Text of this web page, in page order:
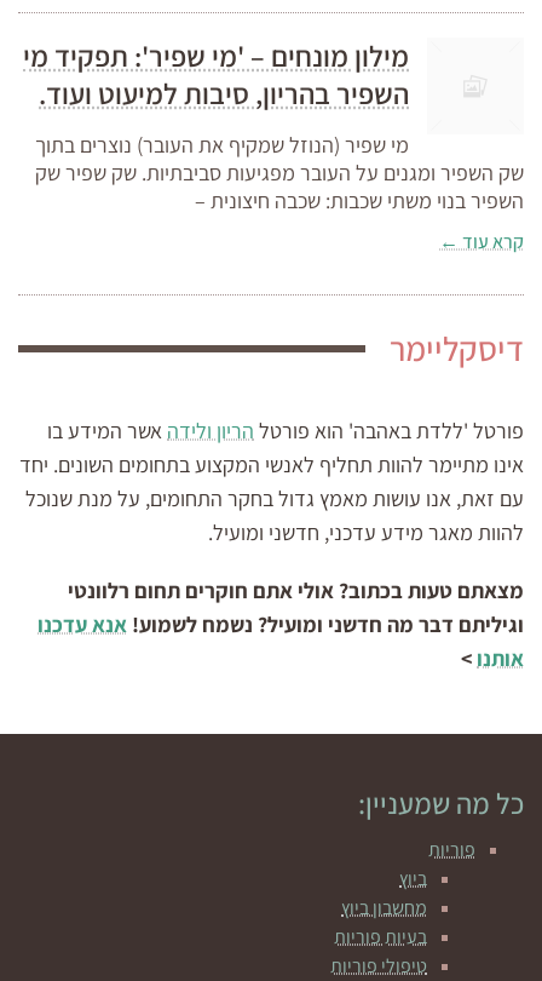
מילון מונחים – 'מי שפיר': תפקיד מי
השפיר בהריון, סיבות למיעוט ועוד.
מי שפיר (הנוזל שמקיף את העובר) נוצרים בתוך
שק השפיר ומגנים על העובר מפגיעות סביבתיות. שק שפיר שק
השפיר בנוי משתי שכבות: שכבה חיצונית –
קרא עוד ←
דיסקליימר
פורטל 'ללדת באהבה' הוא פורטל הריון ולידה אשר המידע בו
אינו מתיימר להוות תחליף לאנשי המקצוע בתחומים השונים. יחד
עם זאת, אנו עושות מאמץ גדול בחקר התחומים, על מנת שנוכל
להוות מאגר מידע עדכני, חדשני ומועיל.
מצאתם טעות בכתוב? אולי אתם חוקרים תחום רלוונטי
וגיליתם דבר מה חדשני ומועיל? נשמח לשמוע! אנא עדכנו
אותנו >
כל מה שמעניין:
פוריות
ביוץ
מחשבון ביוץ
בעיות פוריות
טיפולי פוריות